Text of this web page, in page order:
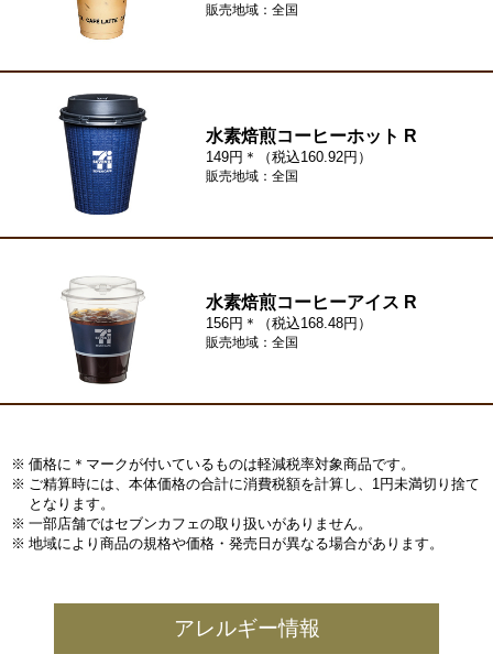
販売地域：全国
水素焙煎コーヒーホット R
149円＊（税込160.92円）
販売地域：全国
水素焙煎コーヒーアイス R
156円＊（税込168.48円）
販売地域：全国
価格に＊マークが付いているものは軽減税率対象商品です。
ご精算時には、本体価格の合計に消費税額を計算し、1円未満切り捨て
となります。
一部店舗ではセブンカフェの取り扱いがありません。
地域により商品の規格や価格・発売日が異なる場合があります。
アレルギー情報